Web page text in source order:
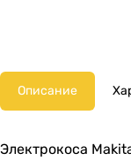
Описание
Электрокоса